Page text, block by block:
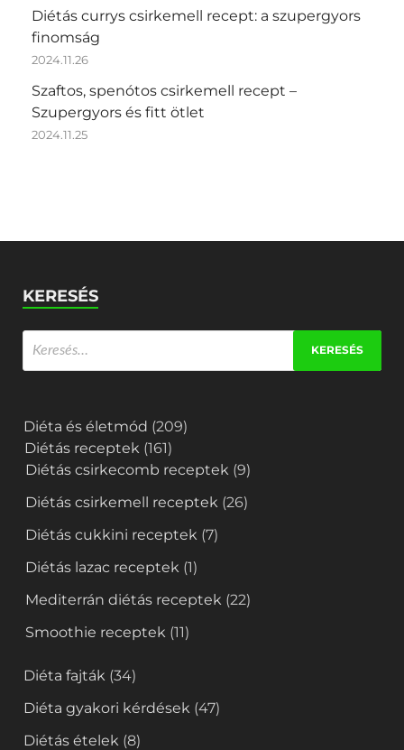
Diétás currys csirkemell recept: a szupergyors
finomság
2024.11.26
Szaftos, spenótos csirkemell recept –
Szupergyors és fitt ötlet
2024.11.25
KERESÉS
Diéta és életmód (209)
Diétás receptek (161)
Diétás csirkecomb receptek (9)
Diétás csirkemell receptek (26)
Diétás cukkini receptek (7)
Diétás lazac receptek (1)
Mediterrán diétás receptek (22)
Smoothie receptek (11)
Diéta fajták (34)
Diéta gyakori kérdések (47)
Diétás ételek (8)